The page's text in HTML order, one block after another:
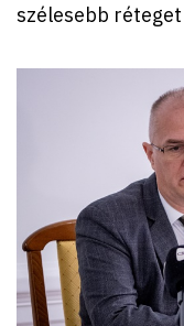
szélesebb